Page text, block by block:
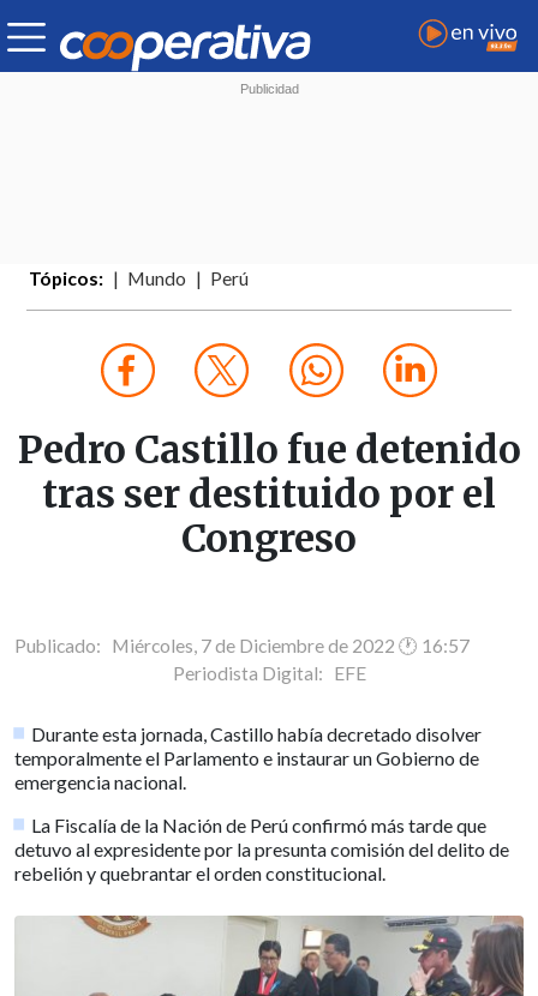
Tópicos: Mundo Perú
Pedro Castillo fue detenido
tras ser destituido por el
Congreso
Publicado: Miércoles, 7 de Diciembre de 2022 🕐 16:57
Periodista Digital: EFE
Durante esta jornada, Castillo había decretado disolver
temporalmente el Parlamento e instaurar un Gobierno de
emergencia nacional.
La Fiscalía de la Nación de Perú confirmó más tarde que
detuvo al expresidente por la presunta comisión del delito de
rebelión y quebrantar el orden constitucional.